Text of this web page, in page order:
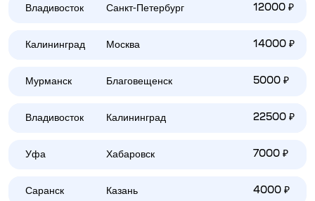
Владивосток Санкт-Петербург 12000 ₽
Калининград Москва 14000 ₽
Мурманск Благовещенск 5000 ₽
Владивосток Калининград 22500 ₽
Уфа Хабаровск 7000 ₽
Саранск Казань 4000 ₽